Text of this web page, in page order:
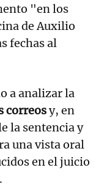
"en los
de Auxilio
fechas al
a analizar la
correosy, en
la sentencia y
una vista oral
en el juicio